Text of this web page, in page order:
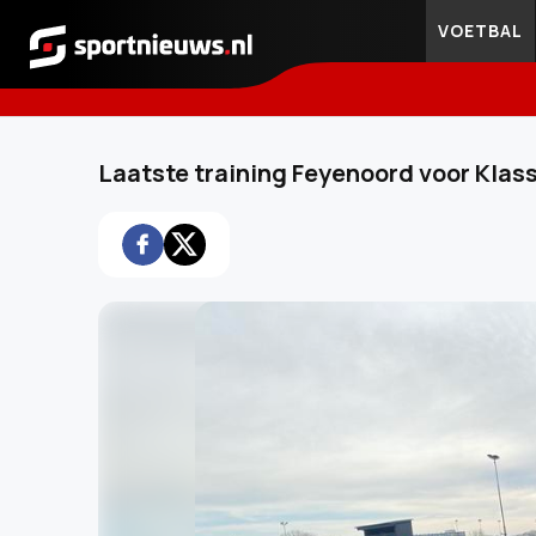
Sportnieuws.nl
VOETBAL
Laatste training Feyenoord voor